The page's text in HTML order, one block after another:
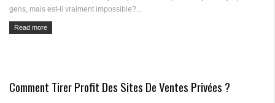
gens, mais est-il vraiment impossible?...
Read more
Comment Tirer Profit Des Sites De Ventes Privées ?